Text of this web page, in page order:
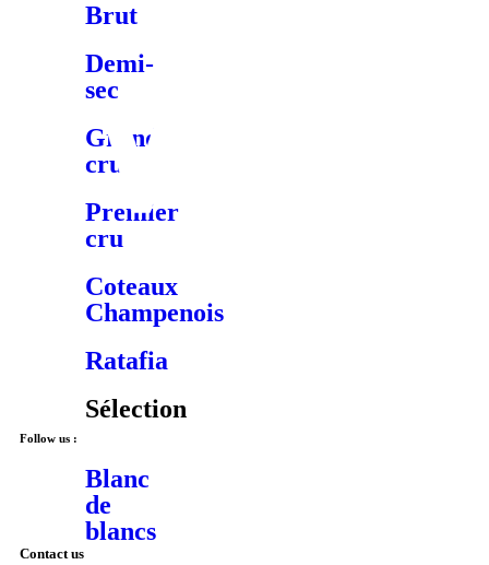
Brut
Demi-
sec
Grand
cru
Premier
cru
Coteaux
Champenois
Ratafia
Sélection
Blanc
de
blancs
Follow us :
Contact us